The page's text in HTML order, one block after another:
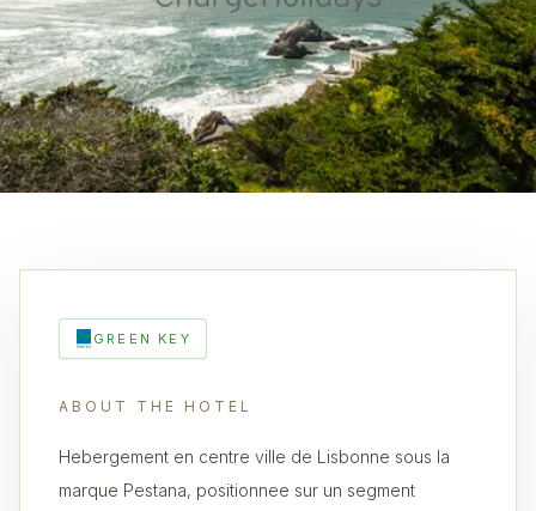
GREEN KEY
ABOUT THE HOTEL
Hebergement en centre ville de Lisbonne sous la
marque Pestana, positionnee sur un segment